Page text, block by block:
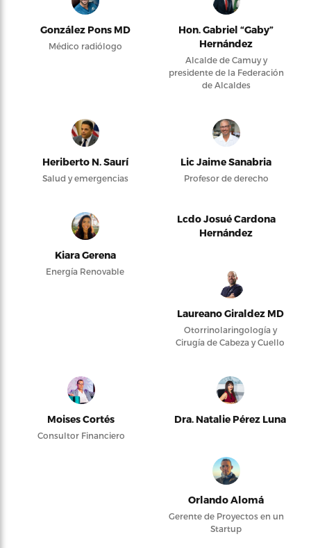
González Pons MD
Médico radiólogo
Hon. Gabriel “Gaby”
Hernández
Alcalde de Camuy y
presidente de la Federación
de Alcaldes
Heriberto N. Saurí
Salud y emergencias
Lic Jaime Sanabria
Profesor de derecho
Kiara Gerena
Energía Renovable
Lcdo Josué Cardona
Hernández
Laureano Giraldez MD
Otorrinolaringología y
Cirugía de Cabeza y Cuello
Moises Cortés
Consultor Financiero
Dra. Natalie Pérez Luna
Orlando Alomá
Gerente de Proyectos en un
Startup